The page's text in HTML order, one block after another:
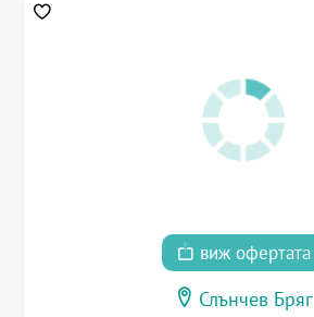
виж офертата
Слънчев Бряг